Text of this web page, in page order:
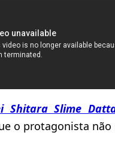
Shitara Slime
o protagonista